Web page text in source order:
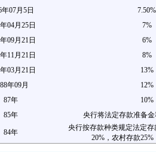
年07月5日
7.50%
04月25日
7%
09月21日
6%
11月21日
8%
03月21日
13%
年09月
12%
87年
10%
85年 央行将法定存款准备
84年
央行按存款种类规定法定
20%，农村存款